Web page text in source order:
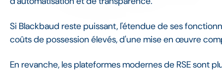
Si Blackbaud reste puissant, l'étendue de ses
coûts de possession élevés, d'une mise en œuvre
En revanche, les plateformes modernes de RSE sont